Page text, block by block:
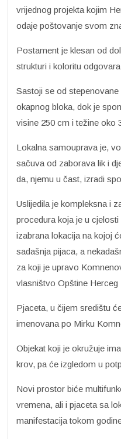
vrijednog projekta kojim
odaje poštovanje svom
Postament je klesan od
strukturi i koloritu
Sastoji se od
okapnog bloka, dok je
visine 250 cm i težine oko
Lokalna samouprava je,
sačuva od zaborava lik i
da, njemu u čast, izradi
Uslijedila je kompleksna i
procedura koja je u
izabrana lokacija na kojoj
sadašnja pijaca, a
za koji je upravo
vlasništvo Opštine Herceg
Pjaceta, u čijem središtu
imenovana po Mirku
Objekat koji je okružuje
krov, pa će izgledom u
Novi prostor biće
vremena, ali i pjaceta sa
manifestacija tokom